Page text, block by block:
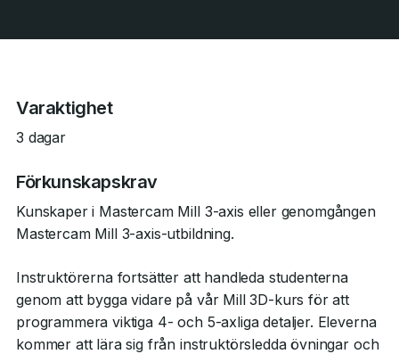
Varaktighet
3 dagar
Förkunskapskrav
Kunskaper i Mastercam Mill 3-axis eller genomgången
Mastercam Mill 3-axis-utbildning.
Instruktörerna fortsätter att handleda studenterna
genom att bygga vidare på vår Mill 3D-kurs för att
programmera viktiga 4- och 5-axliga detaljer. Eleverna
kommer att lära sig från instruktörsledda övningar och